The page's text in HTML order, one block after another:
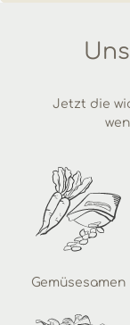
Jetzt die
Gemüsesamen